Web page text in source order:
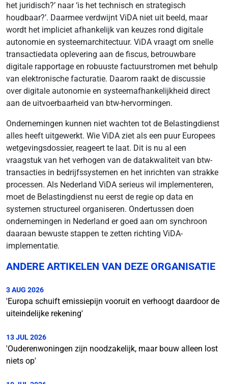
het juridisch?’ naar ‘is het technisch en strategisch
houdbaar?’. Daarmee verdwijnt ViDA niet uit beeld, maar
wordt het impliciet afhankelijk van keuzes rond digitale
autonomie en systeemarchitectuur. ViDA vraagt om snelle
transactiedata oplevering aan de fiscus, betrouwbare
digitale rapportage en robuuste factuurstromen met behulp
van elektronische facturatie. Daarom raakt de discussie
over digitale autonomie en systeemafhankelijkheid direct
aan de uitvoerbaarheid van btw-hervormingen.
Ondernemingen kunnen niet wachten tot de Belastingdienst
alles heeft uitgewerkt. Wie ViDA ziet als een puur Europees
wetgevingsdossier, reageert te laat. Dit is nu al een
vraagstuk van het verhogen van de datakwaliteit van btw-
transacties in bedrijfssystemen en het inrichten van strakke
processen. Als Nederland ViDA serieus wil implementeren,
moet de Belastingdienst nu eerst de regie op data en
systemen structureel organiseren. Ondertussen doen
ondernemingen in Nederland er goed aan om synchroon
daaraan bewuste stappen te zetten richting ViDA-
implementatie.
ANDERE ARTIKELEN VAN DEZE ORGANISATIE
3 AUG 2026
'Europa schuift emissiepijn vooruit en verhoogt daardoor de
uiteindelijke rekening'
13 JUL 2026
'Ouderenwoningen zijn noodzakelijk, maar bouw alleen lost
niets op'